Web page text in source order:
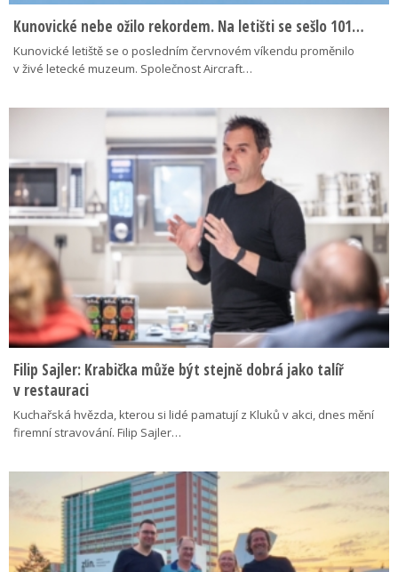
Kunovické nebe ožilo rekordem. Na letišti se sešlo 101…
Kunovické letiště se o posledním červnovém víkendu proměnilo
v živé letecké muzeum. Společnost Aircraft…
Filip Sajler: Krabička může být stejně dobrá jako talíř
v restauraci
Kuchařská hvězda, kterou si lidé pamatují z Kluků v akci, dnes mění
firemní stravování. Filip Sajler…